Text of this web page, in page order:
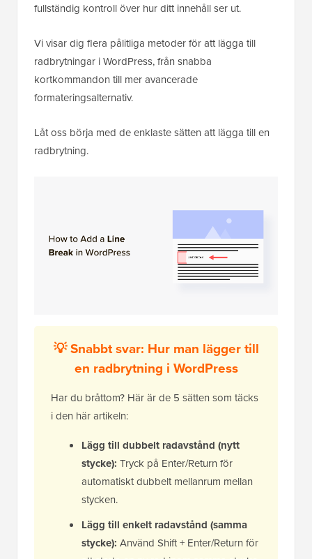
fullständig kontroll över hur ditt innehåll ser ut.
Vi visar dig flera pålitliga metoder för att lägga till
radbrytningar i WordPress, från snabba
kortkommandon till mer avancerade
formateringsalternativ.
Låt oss börja med de enklaste sätten att lägga till en
radbrytning.
💡 Snabbt svar: Hur man lägger till
en radbrytning i WordPress
Har du bråttom? Här är de 5 sätten som täcks
i den här artikeln:
Lägg till dubbelt radavstånd (nytt
stycke): Tryck på Enter/Return för
automatiskt dubbelt mellanrum mellan
stycken.
Lägg till enkelt radavstånd (samma
stycke): Använd Shift + Enter/Return för